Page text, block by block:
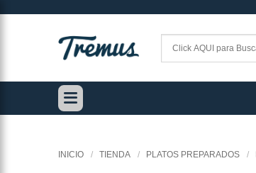
INICIO / TIENDA / PLATOS PREPARADOS /